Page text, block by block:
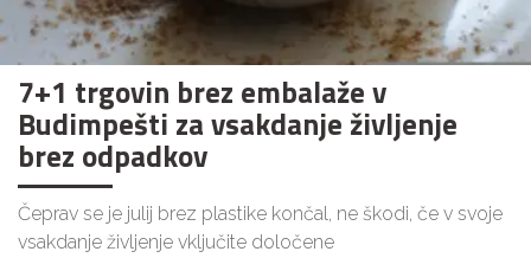
7+1 trgovin brez embalaže v
Budimpešti za vsakdanje življenje
brez odpadkov
Čeprav se je julij brez plastike končal, ne škodi, če v svoje
vsakdanje življenje vključite določene